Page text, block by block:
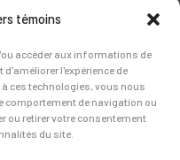
témoins
accéder aux informations de
l'expérience de
ces technologies, vous nous
comportement de navigation ou
ou retirer votre consentement
du site.